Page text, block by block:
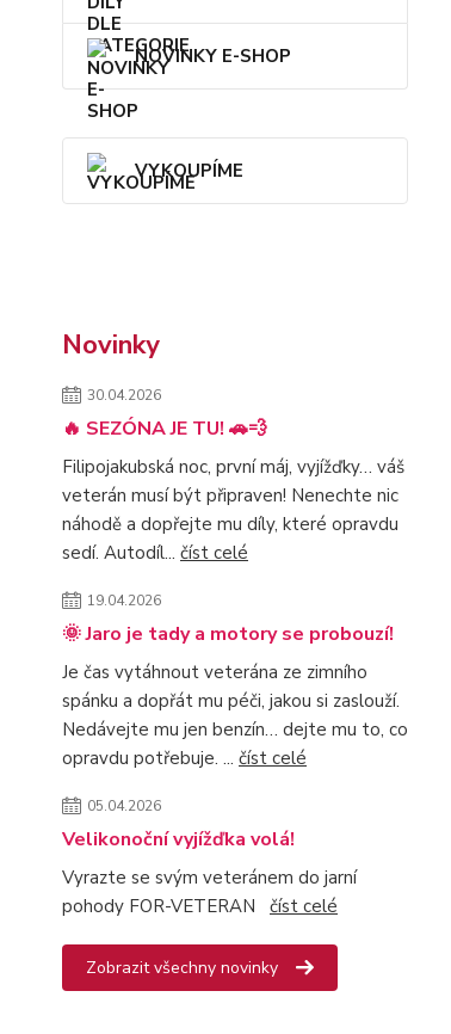
NOVINKY E-SHOP
VYKOUPÍME
Novinky
30.04.2026
🔥 SEZÓNA JE TU! 🚗💨
Filipojakubská noc, první máj, vyjížďky… váš
veterán musí být připraven! Nenechte nic
náhodě a dopřejte mu díly, které opravdu
sedí. Autodíl... číst celé
19.04.2026
🌞 Jaro je tady a motory se probouzí!
Je čas vytáhnout veterána ze zimního
spánku a dopřát mu péči, jakou si zaslouží.
Nedávejte mu jen benzín… dejte mu to, co
opravdu potřebuje. ... číst celé
05.04.2026
Velikonoční vyjížďka volá!
Vyrazte se svým veteránem do jarní
pohody FOR-VETERAN číst celé
Zobrazit všechny novinky